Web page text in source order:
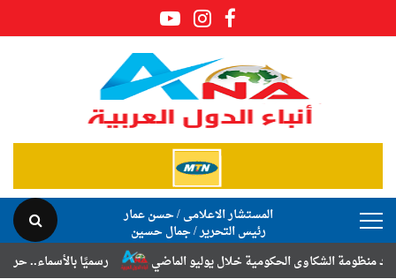
المستشار الاعلامى / حسن عمار
رئيس التحرير / جمال حسين
رسميًا بالأسماء.. حركة الترقيات
الحكومية خلال يوليو الماضي